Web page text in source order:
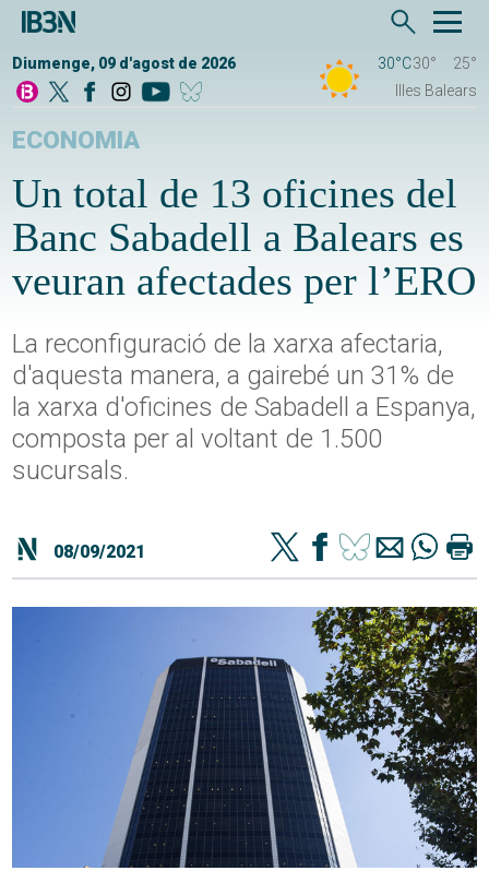
Diumenge, 09 d'agost de 2026 30°C30°
25°
Illes Balears
ECONOMIA
Un total de 13 oficines del
Banc Sabadell a Balears es
veuran afectades per l’ERO
La reconfiguració de la xarxa afectaria,
d'aquesta manera, a gairebé un 31% de
la xarxa d'oficines de Sabadell a Espanya,
composta per al voltant de 1.500
sucursals.
08/09/2021